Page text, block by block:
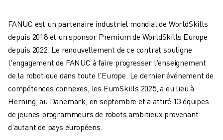
SOLUTIONS IIOT
SOLUTIONS POUR L'USINE INTELLIGENTE
DES SOLUTIONS D'USINE INTELLIGENTE POUR AMÉLIORER
ENREGISTREMENT DU PRODUIT "
TÉMOIGNAGES
SOLUTIONS
INDUSTRIES
TOUTES LES INDUSTRIES
AÉROSPATIALE
FANUC est un partenaire industriel mondial de WorldSkills
depuis 2018 et un sponsor Premium de WorldSkills Europe
depuis 2022. Le renouvellement de ce contrat souligne
l'engagement de FANUC à faire progresser l'enseignement
de la robotique dans toute l'Europe. Le dernier événement de
compétences connexes, les EuroSkills 2025, a eu lieu à
Herning, au Danemark, en septembre et a attiré 13 équipes
de jeunes programmeurs de robots ambitieux provenant
d'autant de pays européens.